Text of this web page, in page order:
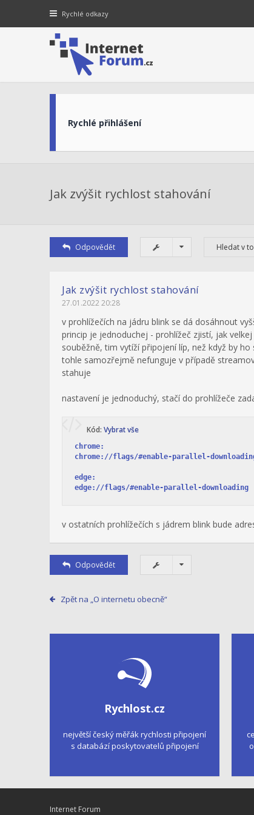
Rychlé odkazy
Rychlé přihlášení
Jak zvýšit rychlost stahování
Odpovědět
Jak zvýšit rychlost stahování
27.01.2022 20:28
v prohlížečích na jádru blink se dá dosáhnout
princip je jednoduchej - prohlížeč zjistí, jak
souběžně, tim vytíží připojení líp, než když by
tohle samozřejmě nefunguje v případě
stahuje
nastavení je jednoduchý, stačí do prohlížeče
Kód: Vybrat vše
chrome:
chrome://flags/#enable-parallel-
edge:
edge://flags/#enable-parallel-downloading
v ostatních prohlížečích s jádrem blink bude
Odpovědět
Zpět na „O internetu obecně“
Rychlost.cz
největší český měřák rychlosti připojení
s databází poskytovatelů připojení
Internet Forum